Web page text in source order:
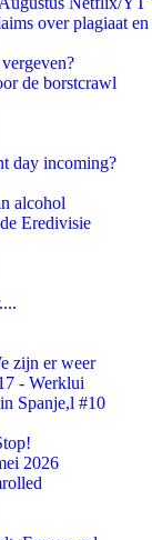
over plagiaat en
de borstcrawl
day incoming?
alcohol
Eredivisie
zijn er weer
- Werklui
Spanje,l #10
2026